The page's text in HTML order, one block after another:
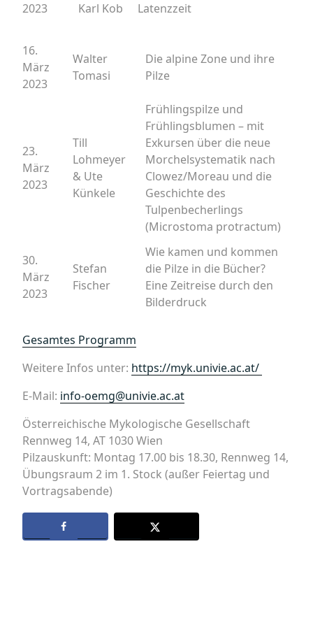
2023
Karl Kob
Latenzzeit
16.
März
2023
Walter
Tomasi
Die alpine Zone und ihre
Pilze
23.
März
2023
Till
Lohmeyer
& Ute
Künkele
Frühlingspilze und
Frühlingsblumen – mit
Exkursen über die neue
Morchelsystematik nach
Clowez/Moreau und die
Geschichte des
Tulpenbecherlings
(Microstoma protractum)
30.
März
2023
Stefan
Fischer
Wie kamen und kommen
die Pilze in die Bücher?
Eine Zeitreise durch den
Bilderdruck
Gesamtes Programm
Weitere Infos unter: https://myk.univie.ac.at/
E-Mail: info-oemg@univie.ac.at
Österreichische Mykologische Gesellschaft
Rennweg 14, AT 1030 Wien
Pilzauskunft: Montag 17.00 bis 18.30, Rennweg 14,
Übungsraum 2 im 1. Stock (außer Feiertag und
Vortragsabende)